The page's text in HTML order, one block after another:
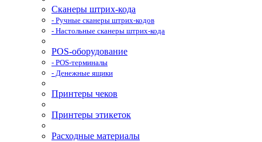
Сканеры штрих-кода
- Ручные сканеры штрих-кодов
- Настольные сканеры штрих-кода
POS-оборудование
- POS-терминалы
- Денежные ящики
Принтеры чеков
Принтеры этикеток
Расходные материалы